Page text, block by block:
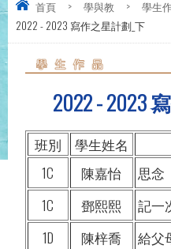
首頁 > 學與教 > 學生
2022 - 2023 寫作之星計劃_下
2022 - 2023
班別 學生姓名
1C
陳嘉怡
思念
1C
鄧熙熙
記一
1D
陳梓喬
給父